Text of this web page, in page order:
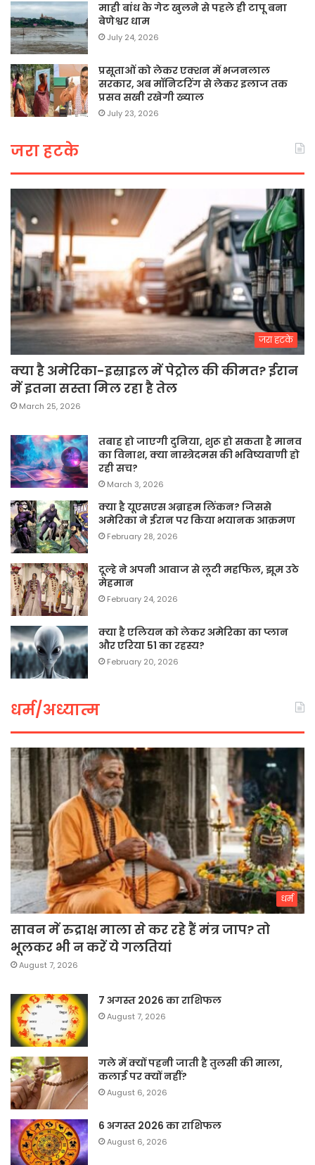
माही बांध के गेट खुलने से पहले ही टापू बना
बेणेश्वर धाम
July 24, 2026
प्रसूताओं को लेकर एक्शन में भजनलाल
सरकार, अब मॉनिटरिंग से लेकर इलाज तक
प्रसव सखी रखेगी ख्याल
July 23, 2026
जरा हटके
जरा हटके
क्या है अमेरिका-इस्राइल में पेट्रोल की कीमत? ईरान
में इतना सस्ता मिल रहा है तेल
March 25, 2026
तबाह हो जाएगी दुनिया, शुरू हो सकता है मानव
का विनाश, क्या नास्त्रेदमस की भविष्यवाणी हो
रही सच?
March 3, 2026
क्या है यूएसएस अब्राहम लिंकन? जिससे
अमेरिका ने ईरान पर किया भयानक आक्रमण
February 28, 2026
दूल्हे ने अपनी आवाज से लूटी महफिल, झूम उठे
मेहमान
February 24, 2026
क्या है एलियन को लेकर अमेरिका का प्लान
और एरिया 51 का रहस्य?
February 20, 2026
धर्म/अध्यात्म
धर्म
सावन में रुद्राक्ष माला से कर रहे हैं मंत्र जाप? तो
भूलकर भी न करें ये गलतियां
August 7, 2026
7 अगस्त 2026 का राशिफल
August 7, 2026
गले में क्यों पहनी जाती है तुलसी की माला,
कलाई पर क्यों नहीं?
August 6, 2026
6 अगस्त 2026 का राशिफल
August 6, 2026